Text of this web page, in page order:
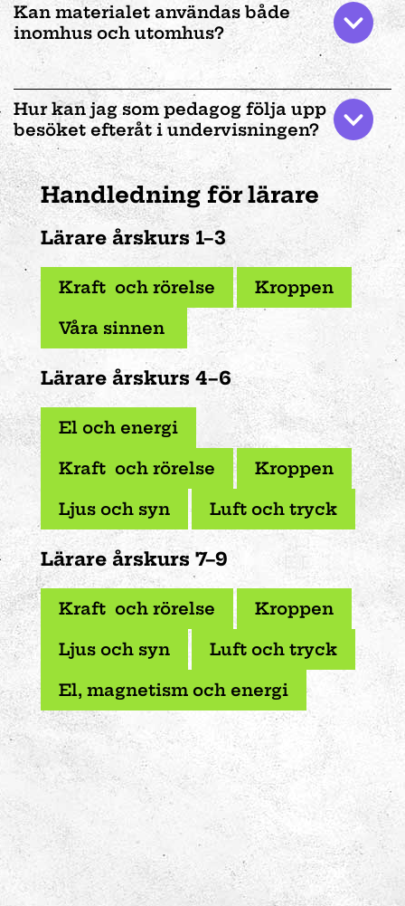
Kan materialet användas både
inomhus och utomhus?
Hur kan jag som pedagog följa upp
besöket efteråt i undervisningen?
Handledning för lärare
Lärare årskurs 1–3
Kraft och rörelse
Kroppen
Våra sinnen
Lärare årskurs 4–6
El och energi
Kraft och rörelse
Kroppen
Ljus och syn
Luft och tryck
Lärare årskurs 7–9
Kraft och rörelse
Kroppen
Ljus och syn
Luft och tryck
El, magnetism och energi